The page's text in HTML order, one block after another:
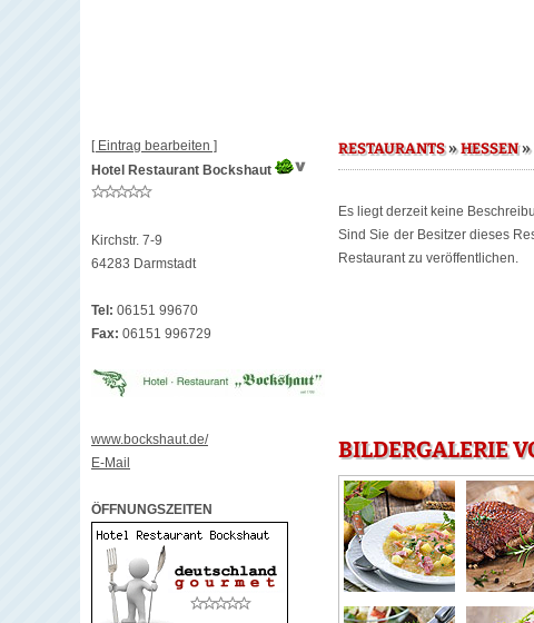
[ Eintrag bearbeiten ]
Hotel Restaurant Bockshaut
Kirchstr. 7-9
64283 Darmstadt
Tel: 06151 99670
Fax: 06151 996729
www.bockshaut.de/
E-Mail
ÖFFNUNGSZEITEN
RESTAURANTS»HESSEN»
Es liegt derzeit keine
Sind Sie der Besitzer dieses
Restaurant zu veröffentlichen.
BILDERGALERIE